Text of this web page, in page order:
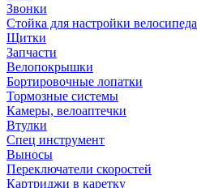
Звонки
Стойка для настройки велосипеда
Щитки
Запчасти
Велопокрышки
Бортировочные лопатки
Тормозные системы
Камеры, велоаптечки
Втулки
Спец инструмент
Выносы
Переключатели скоростей
Картриджи в каретку